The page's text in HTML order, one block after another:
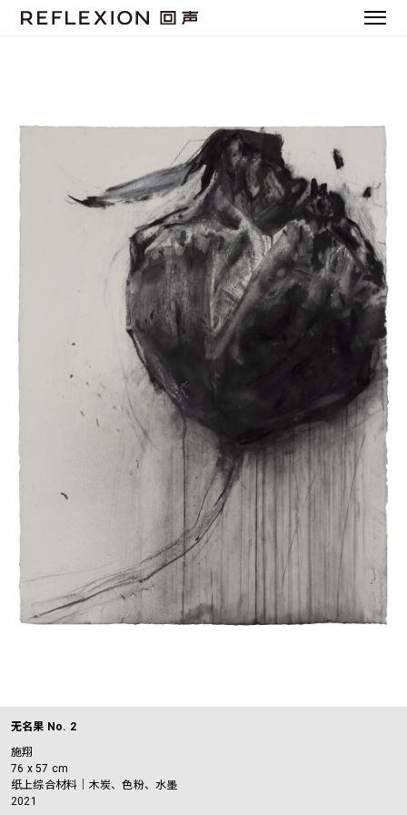
无名果 No. 2
施翔
76 x 57 cm
纸上综合材料｜木炭、色粉、水墨
2021